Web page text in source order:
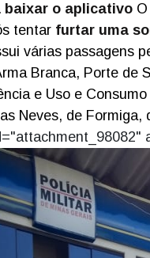
baixar o aplicativo
tentar furtar uma
várias passagens
Branca, Porte
e Uso e
Neves, de